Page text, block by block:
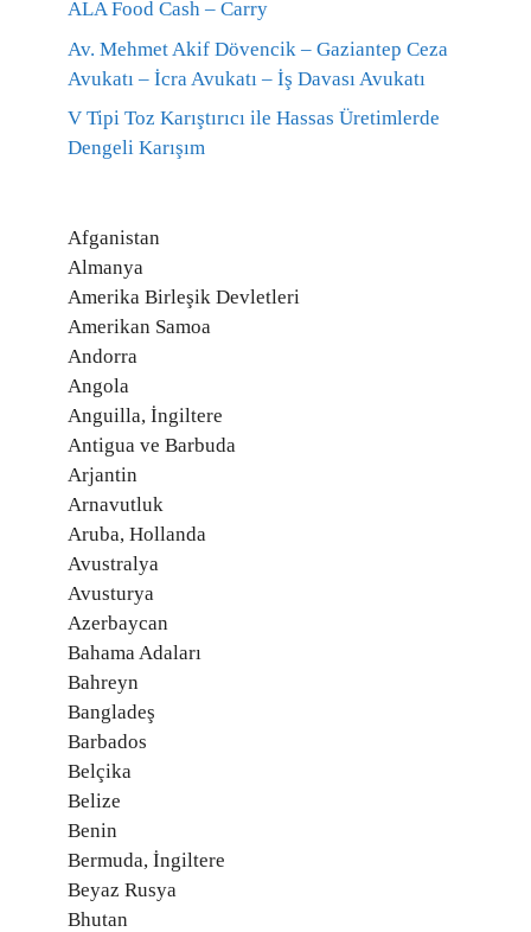
ALA Food Cash – Carry
Av. Mehmet Akif Dövencik – Gaziantep Ceza
Avukatı – İcra Avukatı – İş Davası Avukatı
V Tipi Toz Karıştırıcı ile Hassas Üretimlerde
Dengeli Karışım
Afganistan
Almanya
Amerika Birleşik Devletleri
Amerikan Samoa
Andorra
Angola
Anguilla, İngiltere
Antigua ve Barbuda
Arjantin
Arnavutluk
Aruba, Hollanda
Avustralya
Avusturya
Azerbaycan
Bahama Adaları
Bahreyn
Bangladeş
Barbados
Belçika
Belize
Benin
Bermuda, İngiltere
Beyaz Rusya
Bhutan